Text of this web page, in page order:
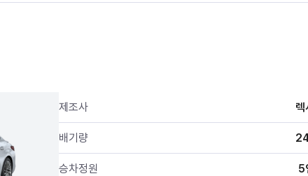
제조사 렉
배기량
승차정원 5